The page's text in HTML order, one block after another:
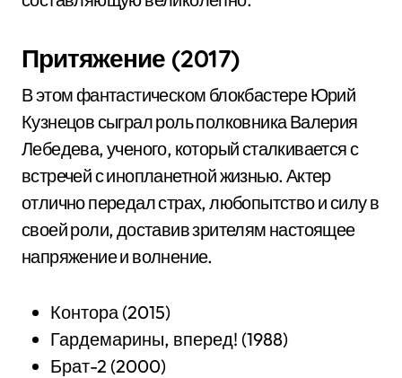
Притяжение (2017)
В этом фантастическом блокбастере Юрий
Кузнецов сыграл роль полковника Валерия
Лебедева, ученого, который сталкивается с
встречей с инопланетной жизнью. Актер
отлично передал страх, любопытство и силу в
своей роли, доставив зрителям настоящее
напряжение и волнение.
Контора (2015)
Гардемарины, вперед! (1988)
Брат-2 (2000)